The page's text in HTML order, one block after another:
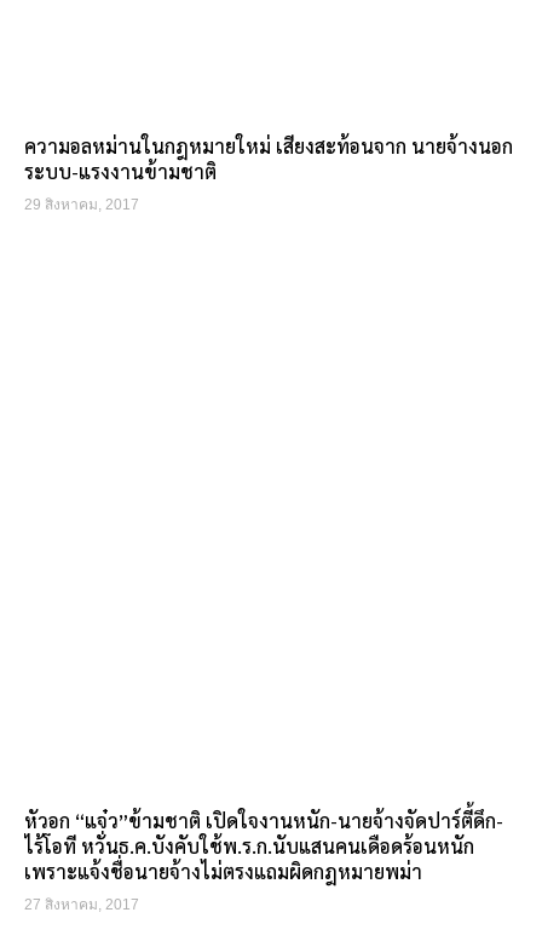
ความอลหม่านในกฎหมายใหม่ เสียงสะท้อนจาก นายจ้างนอก
ระบบ-แรงงานข้ามชาติ
29 สิงหาคม, 2017
หัวอก “แจ๋ว”ข้ามชาติ เปิดใจงานหนัก-นายจ้างจัดปาร์ตี้ดึก-
ไร้โอที หวั่นธ.ค.บังคับใช้พ.ร.ก.นับแสนคนเดือดร้อนหนัก
เพราะแจ้งชื่อนายจ้างไม่ตรงแถมผิดกฎหมายพม่า
27 สิงหาคม, 2017